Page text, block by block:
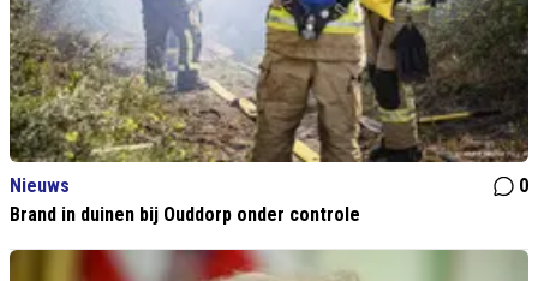
Nieuws
0
Brand in duinen bij Ouddorp onder controle